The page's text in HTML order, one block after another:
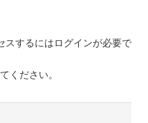
するにはログインが必要で
ください。